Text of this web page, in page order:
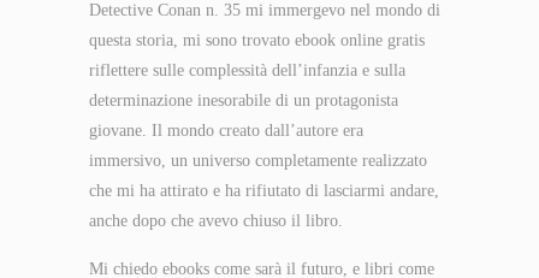
Detective Conan n. 35 mi immergevo nel mondo di
questa storia, mi sono trovato ebook online gratis
riflettere sulle complessità dell’infanzia e sulla
determinazione inesorabile di un protagonista
giovane. Il mondo creato dall’autore era
immersivo, un universo completamente realizzato
che mi ha attirato e ha rifiutato di lasciarmi andare,
anche dopo che avevo chiuso il libro.
Mi chiedo ebooks come sarà il futuro, e libri come